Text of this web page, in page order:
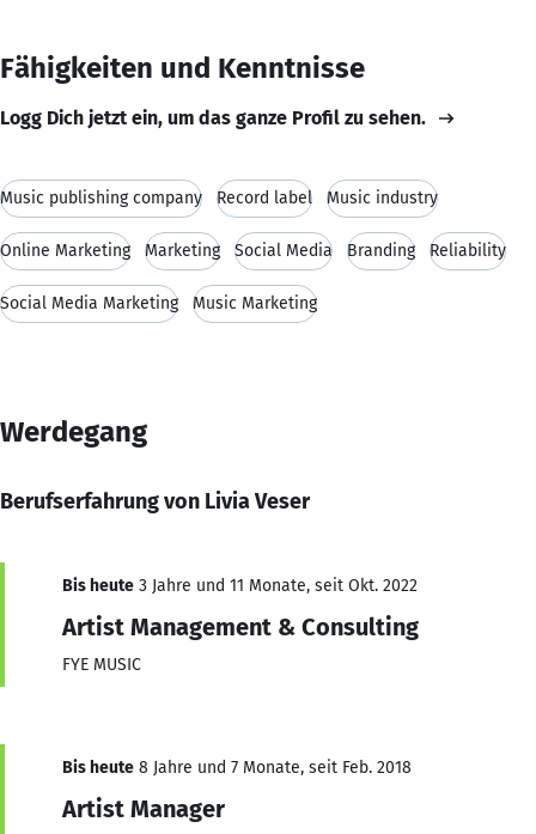
Fähigkeiten und Kenntnisse
Logg Dich jetzt ein, um das ganze Profil zu sehen.
Music publishing company Record label Music industry
Online Marketing Marketing Social Media Branding Reliability
Social Media Marketing Music Marketing
Werdegang
Berufserfahrung von Livia Veser
Bis heute 3 Jahre und 11 Monate, seit Okt. 2022
Artist Management & Consulting
FYE MUSIC
Bis heute 8 Jahre und 7 Monate, seit Feb. 2018
Artist Manager